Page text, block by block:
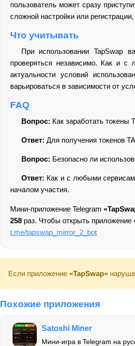
пользователь может сразу
сложной настройки или
Что учитывать
При использовании TapSwap
проверяться независимо. Как и с
актуальности условий
варьироваться в зависимости от
FAQ
Вопрос: Как заработать токены
Ответ: Для получения токенов
Вопрос: Безопасно ли
Ответ: Как и с любыми
началом участия.
Мини-приложение Telegram
258 раз. Чтобы открыть приложение
t.me/tapswap_mirror_2_bot
Если приложение «TapSwap»
Похожие приложения
Satoshi Miner
Мини-игра в Telegram на